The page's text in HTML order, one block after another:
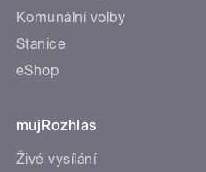
Komunální volby
Stanice
eShop
mujRozhlas
Živé vysílání